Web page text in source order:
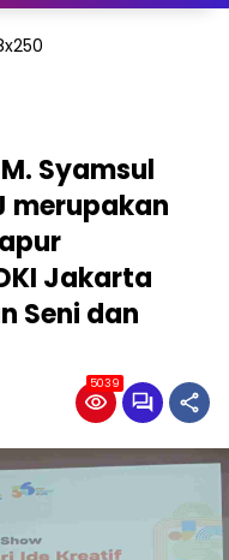
Syamsul
merupakan
Jakarta
Seni dan
5039